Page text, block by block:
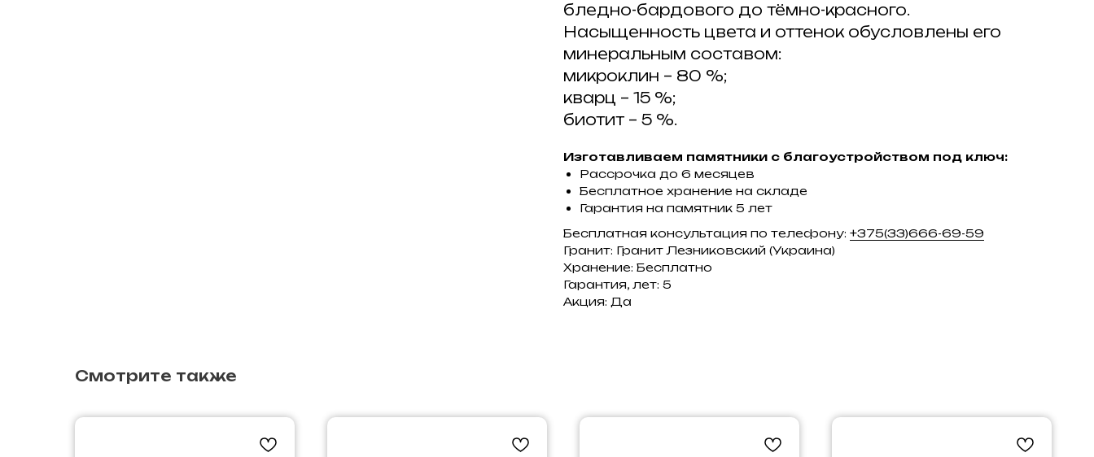
бледно-бардового до тёмно-красного.
Насыщенность цвета и оттенок обусловлены его
минеральным составом:
микроклин – 80 %;
кварц – 15 %;
биотит – 5 %.
Изготавливаем памятники с благоустройством под ключ:
Рассрочка до 6 месяцев
Бесплатное хранение на складе
Гарантия на памятник 5 лет
Бесплатная консультация по телефону: +375(33)666-69-59
Гранит: Гранит Лезниковский (Украина)
Хранение: Бесплатно
Гарантия, лет: 5
Акция: Да
Смотрите также